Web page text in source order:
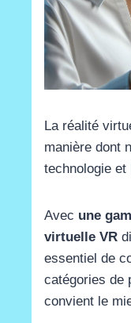
La réalité
manière dont
technologie
Avec une
virtuelle VR
essentiel de
catégories de
convient le